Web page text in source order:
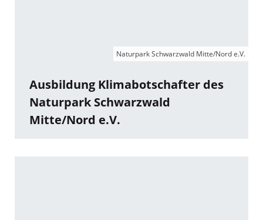
Naturpark Schwarzwald Mitte/Nord e.V.
Ausbildung Klimabotschafter des
Naturpark Schwarzwald
Mitte/Nord e.V.